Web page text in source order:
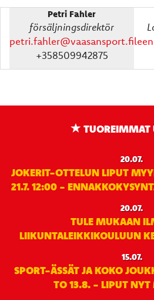
Petri Fahler
försäljningsdirektör
petri.fahler@vaasansport.fi
+358509942875
TUOREIMMAT
20.07.
JOKERIT-OTTELUN LIPUT
21.7. 12:00 -
20.07.
TULE MUKAAN
LIIKUNTALEIKKIKOULUUN
15.07.
SPORT-ÄSSÄT JA KOKO
TO 13.8. - LIPUT NYT